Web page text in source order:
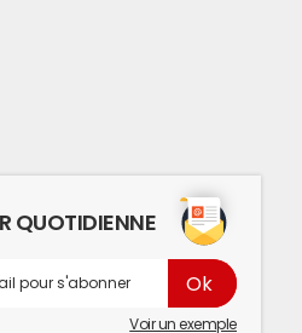
QUOTIDIENNE
Voir un exemple